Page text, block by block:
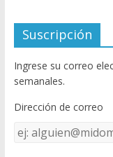
e
b
o
o
k
itt
er
u
T
u
e
C
Suscripción
Ingrese su correo
semanales.
Dirección de correo
Dirección
de